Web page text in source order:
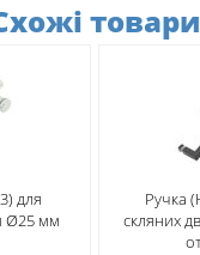
товари
для
Ø25 мм
​Ручка
скляних